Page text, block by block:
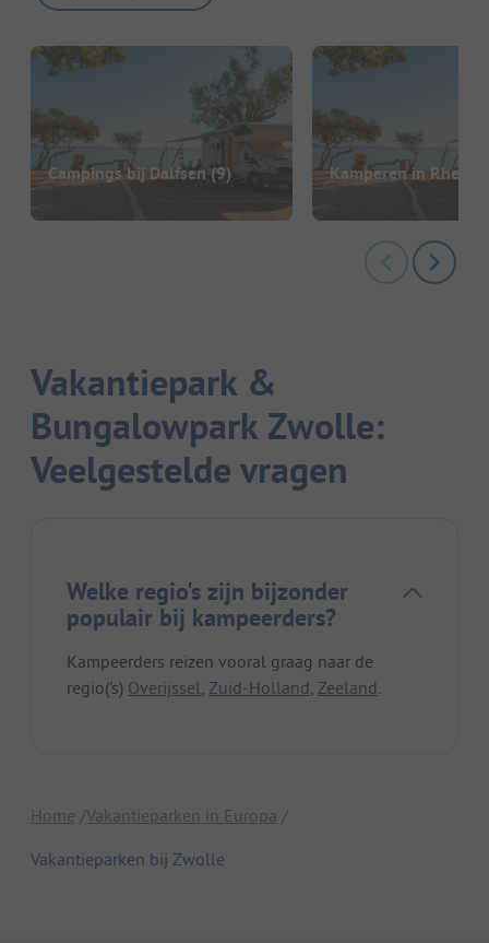
Campings bij Dalfsen (9) Kamperen in Rheeze
Vakantiepark &
Bungalowpark Zwolle:
Veelgestelde vragen
Welke regio's zijn bijzonder
populair bij kampeerders?
Kampeerders reizen vooral graag naar de
regio('s) Overijssel, Zuid-Holland, Zeeland.
Home Vakantieparken in Europa
Vakantieparken bij Zwolle